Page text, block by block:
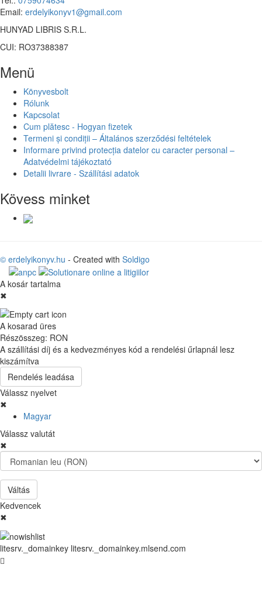
Email: erdelyikonyv1@gmail.com
HUNYAD LIBRIS S.R.L.
CUI: RO37388387
Menü
Könyvesbolt
Rólunk
Kapcsolat
Cum plătesc - Hogyan fizetek
Termeni și condiții – Általános szerződési feltételek
Informare privind protecția datelor cu caracter personal –
Adatvédelmi tájékoztató
Detalii livrare - Szállítási adatok
Kövess minket
© erdelyikonyv.hu - Created with Soldigo
A kosár tartalma
✖
A kosarad üres
Részösszeg: RON
A szállítási díj és a kedvezményes kód a rendelési űrlapnál lesz
kiszámítva
Rendelés leadása
Válassz nyelvet
✖
Magyar
Válassz valutát
✖
Váltás
Kedvencek
✖
litesrv._domainkey litesrv._domainkey.mlsend.com